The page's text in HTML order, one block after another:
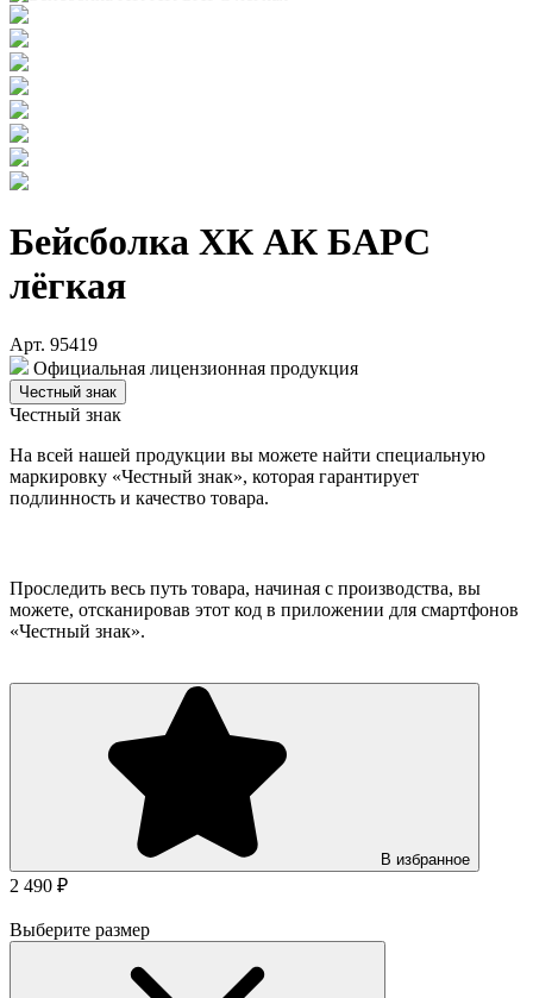
Бейсболка ХК АК БАРС
лёгкая
Арт. 95419
Официальная лицензионная продукция
Честный знак
Честный знак
На всей нашей продукции вы можете найти специальную
маркировку «Честный знак», которая гарантирует
подлинность и качество товара.
Проследить весь путь товара, начиная с производства, вы
можете, отсканировав этот код в приложении для смартфонов
«Честный знак».
В избранное
2 490 ₽
Выберите размер